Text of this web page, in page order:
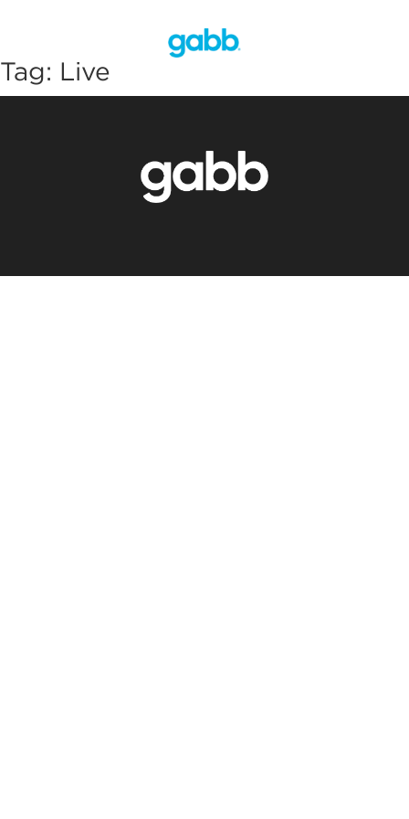
Tag: Live